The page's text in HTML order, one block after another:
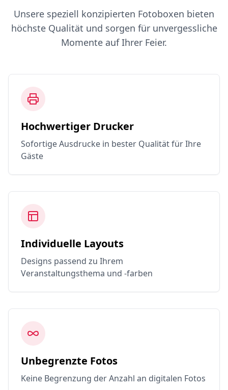
Unsere speziell konzipierten Fotoboxen bieten
höchste Qualität und sorgen für unvergessliche
Momente auf Ihrer Feier.
Hochwertiger Drucker
Sofortige Ausdrucke in bester Qualität für Ihre
Gäste
Individuelle Layouts
Designs passend zu Ihrem
Veranstaltungsthema und -farben
Unbegrenzte Fotos
Keine Begrenzung der Anzahl an digitalen Fotos